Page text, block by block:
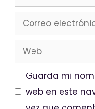
Guarda mi
web en este